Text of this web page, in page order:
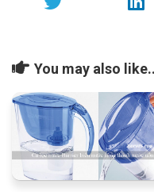
You may also